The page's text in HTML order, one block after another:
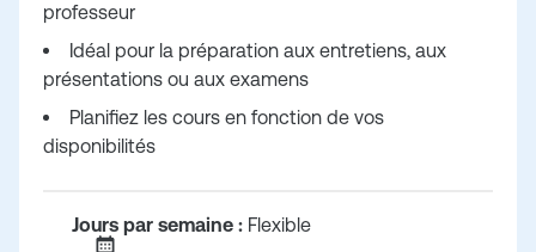
professeur
Idéal pour la préparation aux entretiens, aux
présentations ou aux examens
Planifiez les cours en fonction de vos
disponibilités
Jours par semaine : Flexible